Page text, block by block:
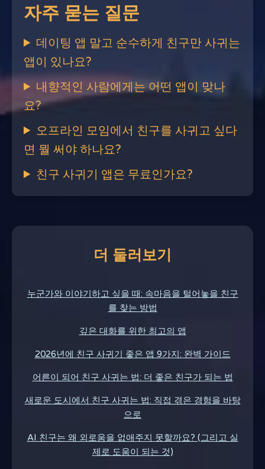
자주 묻는 질문
데이팅 앱 말고 순수하게 친구만 사귀는
앱이 있나요?
내향적인 사람에게는 어떤 앱이 맞나
요?
오프라인 모임에서 친구를 사귀고 싶다
면 뭘 써야 하나요?
친구 사귀기 앱은 무료인가요?
더 둘러보기
누군가와 이야기하고 싶을 때: 속마음을 털어놓을 친구
를 찾는 방법
깊은 대화를 위한 최고의 앱
2026년에 친구 사귀기 좋은 앱 9가지: 완벽 가이드
어른이 되어 친구 사귀는 법: 더 좋은 친구가 되는 법
새로운 도시에서 친구 사귀는 법: 직접 겪은 경험을 바탕
으로
AI 친구는 왜 외로움을 없애주지 못할까요? (그리고 실
제로 도움이 되는 것)